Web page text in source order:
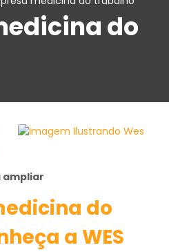
do
ampliar
do
a WES